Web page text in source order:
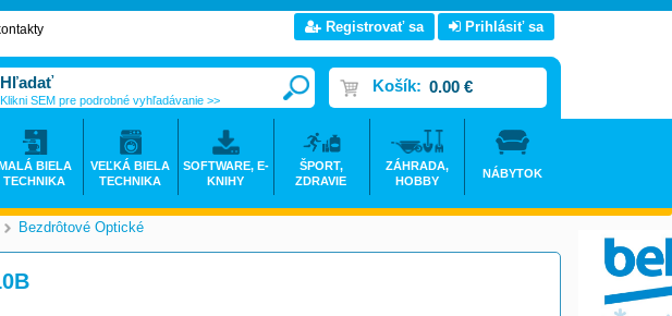
Bezdrôtové Optické
Registrovať sa Prihlásiť sa
Košík: 0.00 €
Klikni SEM pre podrobné vyhľadávanie >>
BIELA
TECHNIKA
VEĽKÁ BIELA
TECHNIKA
SOFTWARE, E-
KNIHY
ŠPORT,
ZDRAVIE
ZÁHRADA,
HOBBY
NÁBYTOK